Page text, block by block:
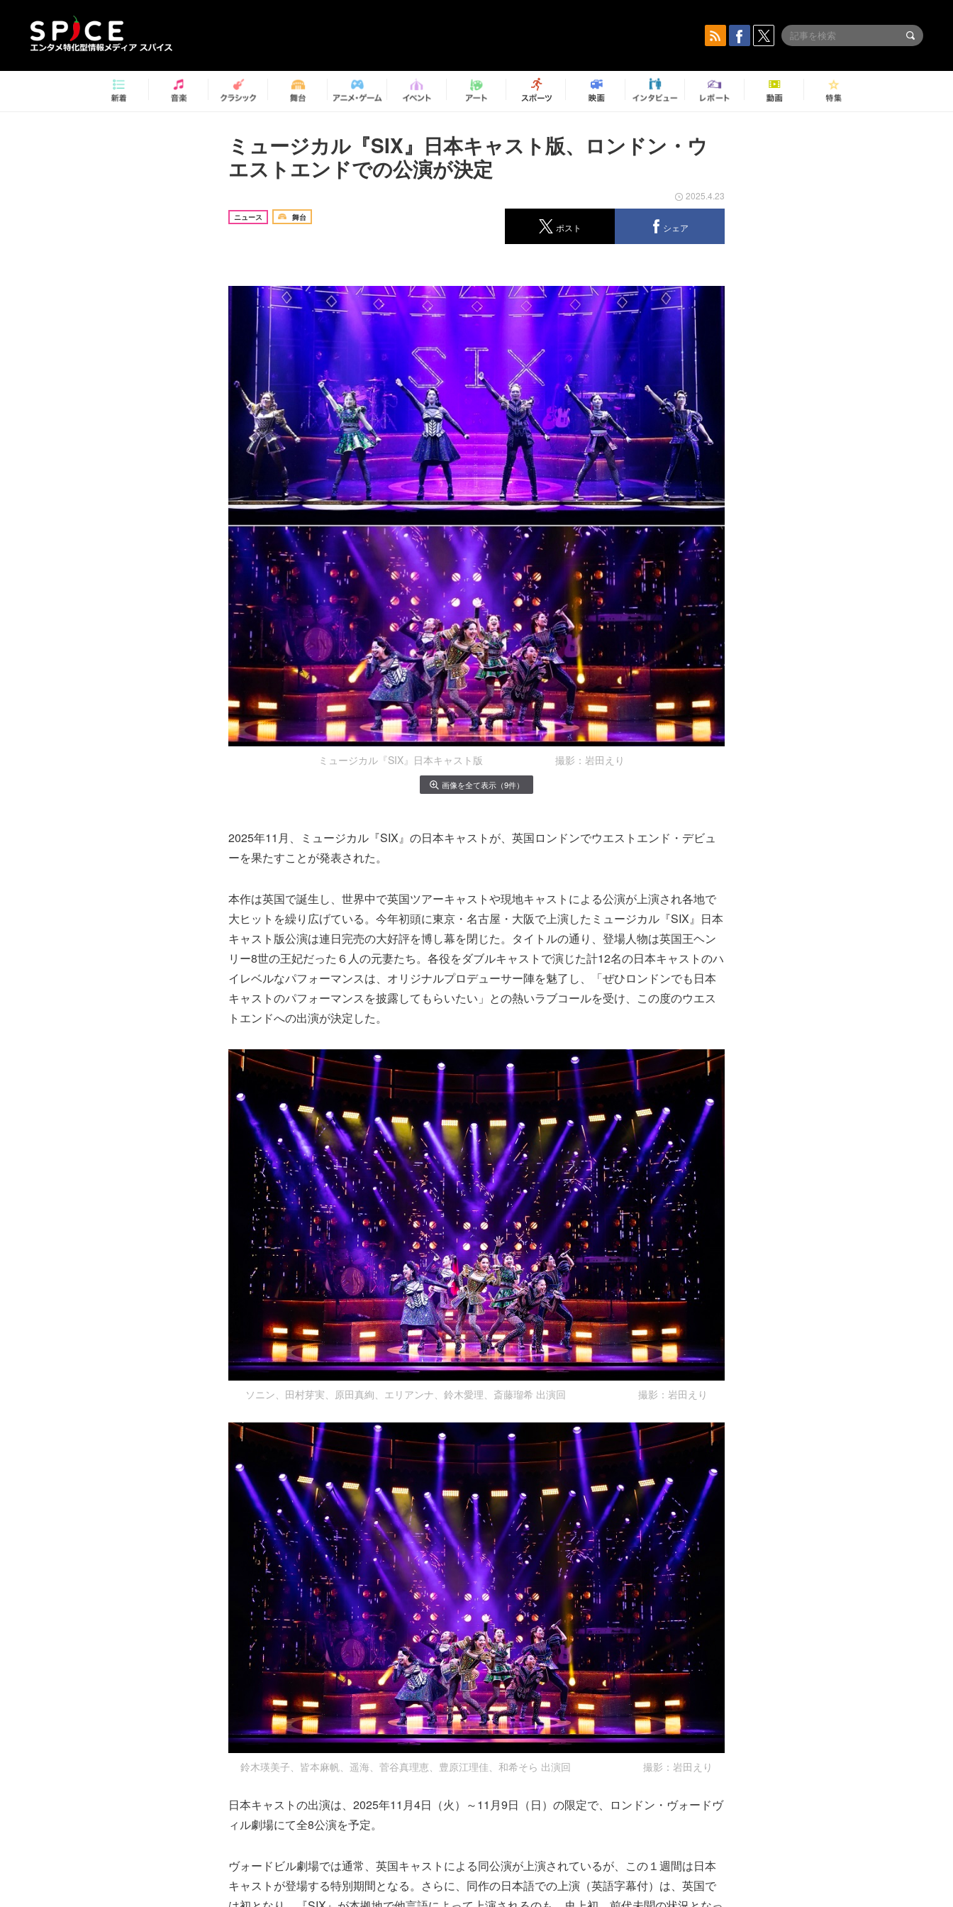
ミュージカル『SIX』日本キャスト版、ロンドン・ウ
エストエンドでの公演が決定
ニュース 舞台
2025.4.23
ポスト シェア
ミュージカル『SIX』日本キャスト版 撮影：岩田えり
画像を全て表示（9件）
2025年11月、ミュージカル『SIX』の日本キャストが、英国ロンドンでウエストエンド・デビュ
ーを果たすことが発表された。
本作は英国で誕生し、世界中で英国ツアーキャストや現地キャストによる公演が上演され各地で
大ヒットを繰り広げている。今年初頭に東京・名古屋・大阪で上演したミュージカル『SIX』日本
キャスト版公演は連日完売の大好評を博し幕を閉じた。タイトルの通り、登場人物は英国王ヘン
リー8世の王妃だった６人の元妻たち。各役をダブルキャストで演じた計12名の日本キャストのハ
イレベルなパフォーマンスは、オリジナルプロデューサー陣を魅了し、「ぜひロンドンでも日本
キャストのパフォーマンスを披露してもらいたい」との熱いラブコールを受け、この度のウエス
トエンドへの出演が決定した。
ソニン、田村芽実、原田真絢、エリアンナ、鈴木愛理、斎藤瑠希 出演回 撮影：岩田えり
鈴木瑛美子、皆本麻帆、遥海、菅谷真理恵、豊原江理佳、和希そら 出演回 撮影：岩田えり
日本キャストの出演は、2025年11月4日（火）～11月9日（日）の限定で、ロンドン・ヴォードヴ
ィル劇場にて全8公演を予定。
ヴォードビル劇場では通常、英国キャストによる同公演が上演されているが、この１週間は日本
キャストが登場する特別期間となる。さらに、同作の日本語での上演（英語字幕付）は、英国で